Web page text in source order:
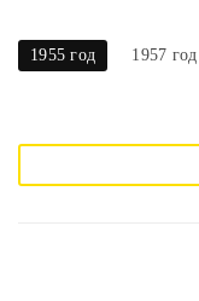
1955 год 1957 год